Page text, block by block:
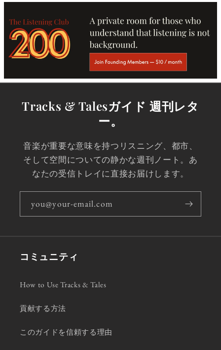
Tracks & Talesガイド 週刊レタ
ー。
音楽が重要な意味を持つリスニング、都市、
そして空間についての静かな週刊ノート。あ
なたの受信トレイに直接お届けします。
you@your-email.com
コミュニティ
How to Use Tracks & Tales
貢献する方法
このガイドを信頼する理由